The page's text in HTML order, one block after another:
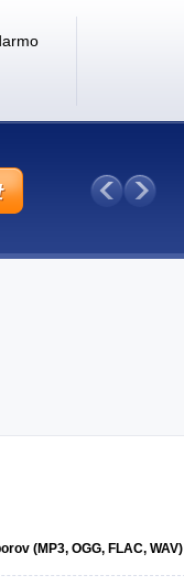
(MP3, OGG, FLAC, WAV)